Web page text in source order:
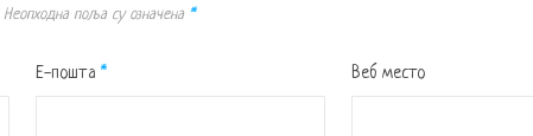
Неопходна поља су означена *
Е-пошта * Веб место